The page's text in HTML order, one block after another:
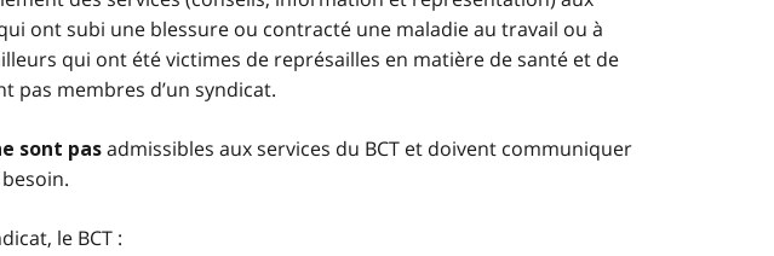
ont subi une blessure ou contracté une maladie au travail ou à
qui ont été victimes de représailles en matière de santé et de
pas membres d’un syndicat.
sont pasadmissibles aux services du BCT et doivent communiquer
le BCT :